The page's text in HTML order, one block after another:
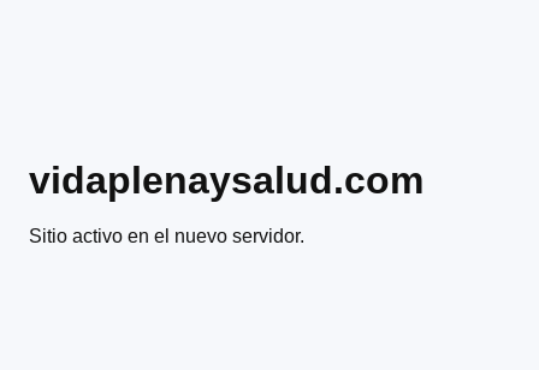
vidaplenaysalud.com
Sitio activo en el nuevo servidor.